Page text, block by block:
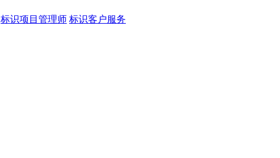
标识项目管理师 标识客户服务